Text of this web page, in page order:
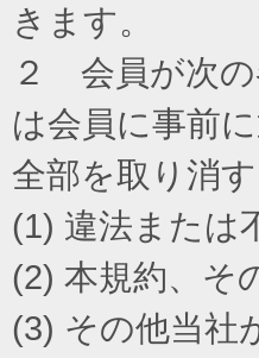
きます。
２ 会員が次の
は会員に事前
全部を取り消
(1) 違法または
(2) 本規約、そ
(3) その他当社